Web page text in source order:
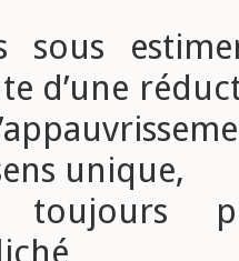
d’une
unique,